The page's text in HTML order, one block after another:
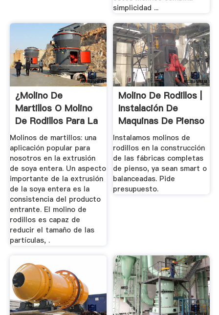
simplicidad ...
¿Molino De
Martillos O Molino
De Rodillos Para La
...
Molinos de martillos: una
aplicación popular para
nosotros en la extrusión
de soya entera. Un aspecto
importante de la extrusión
de la soya entera es la
consistencia del producto
entrante. El molino de
rodillos es capaz de
reducir el tamaño de las
partículas, .
Molino De Rodillos |
Instalación De
Maquinas De Pienso
...
Instalamos molinos de
rodillos en la construcción
de las fábricas completas
de pienso, ya sean smart o
balanceadas. Pide
presupuesto.